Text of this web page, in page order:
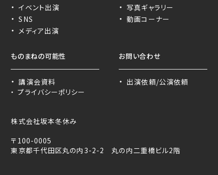
・ プライバシーポリシー
株式会社坂本冬休み
〒100-0005
東京都千代田区丸の内3-2-2 丸の内二重橋ビル2階
・ イベント出演
・ SNS
・ メディア出演
・ 写真ギャラリー
・ 動画コーナー
ものまねの可能性
・ 講演会資料
お問い合わせ
・ 出演依頼/公演依頼